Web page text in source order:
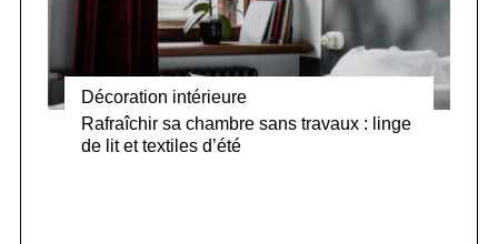
Décoration intérieure
Rafraîchir sa chambre sans travaux : linge
de lit et textiles d’été